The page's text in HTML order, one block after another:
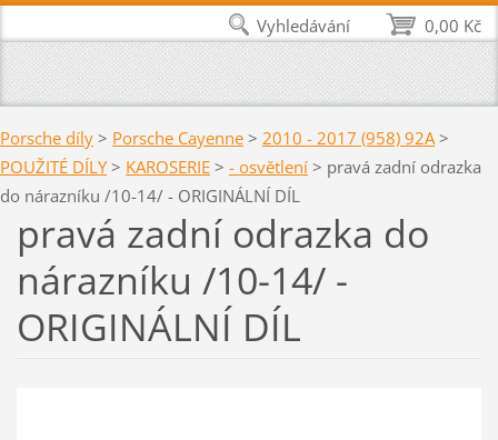
Porsche díly > Porsche Cayenne > 2010 - 2017 (958) 92A >
POUŽITÉ DÍLY > KAROSERIE > - osvětlení > pravá zadní odrazka
do nárazníku /10-14/ - ORIGINÁLNÍ DÍL
pravá zadní odrazka do
nárazníku /10-14/ -
ORIGINÁLNÍ DÍL
0,00 Kč
Vyhledávání